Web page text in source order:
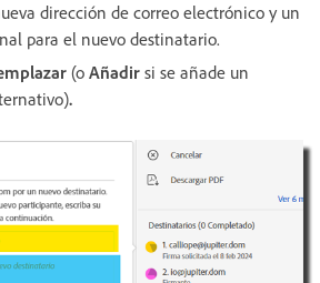
dirección de correo electrónico y un
para el nuevo destinatario.
(o Añadir si se añade un
.